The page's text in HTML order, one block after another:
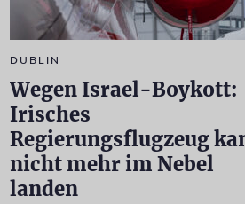
DUBLIN
Wegen Israel-Boykott:
Irisches
Regierungsflugzeug
nicht mehr im Nebel
landen